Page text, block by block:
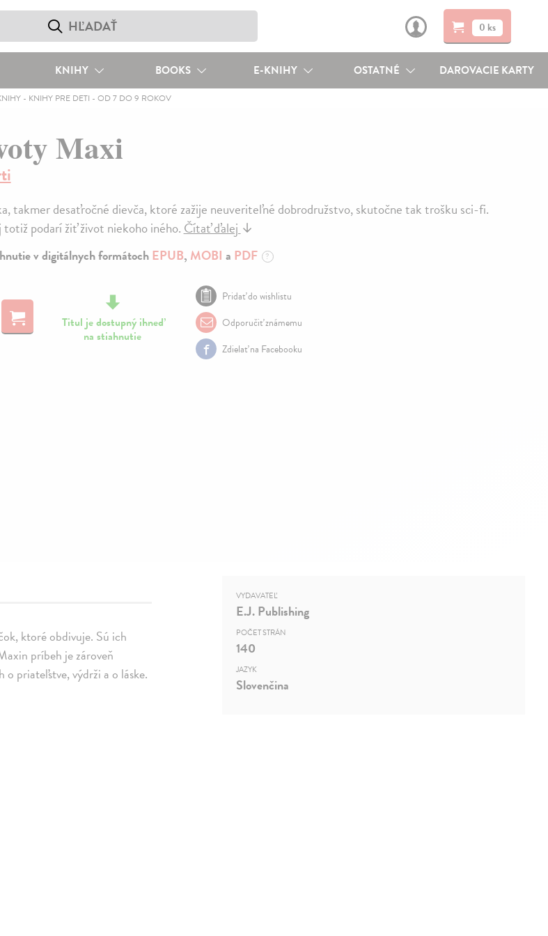
0 ks
KNIHY BOOKS E-KNIHY OSTATNÉ DAROVACIE KARTY
- KNIHY PRE DETI -OD 7 DO 9 ROKOV
Maxi
takmer desaťročné dievča, ktoré zažije neuveriteľné dobrodružstvo, skutočne tak trošku sci-fi.
totiž podarí žiť život niekoho iného.Čítať ďalej↓
v digitálnych formátochEPUB, MOBI a PDF ?
Titul je dostupný ihneď
na stiahnutie
Pridať do wishlistu
Odporučiť známemu
Zdielať na Facebooku
ktoré obdivuje. Sú ich
príbeh je zároveň
priateľstve, výdrži a o láske.
VYDAVATEĽ
E.J. Publishing
POČET STRÁN
140
JAZYK
Slovenčina